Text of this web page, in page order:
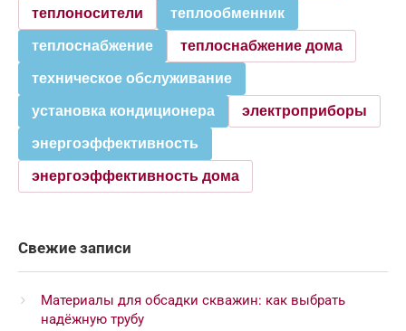
теплоносители теплообменник
теплоснабжение теплоснабжение дома
техническое обслуживание
установка кондиционера электроприборы
энергоэффективность
энергоэффективность дома
Свежие записи
Материалы для обсадки скважин: как выбрать
надёжную трубу